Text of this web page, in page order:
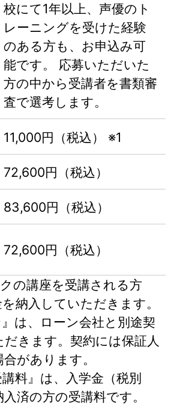
校にて1年以上、声優のト
レーニングを受けた経験
のある方も、お申込み可
能です。 応募いただいた
方の中から受講者を書類審
査で選考します。
11,000円（税込） ※1
72,600円（税込）
83,600円（税込）
72,600円（税込）
の講座を受講される方
納入していただきます。
は、ローン会社と別途契
きます。契約には保証人
があります。
料』は、入学金（税別
済の方の受講料です。